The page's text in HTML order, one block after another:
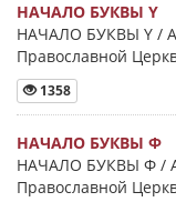
НАЧАЛО БУКВЫ Y
НАЧАЛО БУКВЫ Y /
Православной
1358
НАЧАЛО БУКВЫ Φ
НАЧАЛО БУКВЫ Φ /
Православной